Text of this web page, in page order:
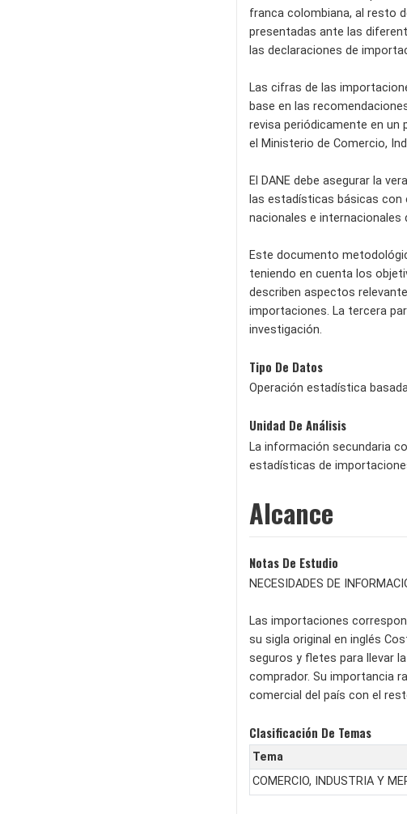
franca colombiana, al resto
presentadas ante las
las declaraciones de
Las cifras de las
base en las
revisa periódicamente en un
el Ministerio de Comercio,
El DANE debe asegurar la
las estadísticas básicas
nacionales e internacionales
Este documento
teniendo en cuenta los
describen aspectos
importaciones. La tercera
investigación.
Tipo De Datos
Operación estadística
Unidad De Análisis
La información secundaria
estadísticas de
Alcance
Notas De Estudio
NECESIDADES DE
Las importaciones
su sigla original en inglés
seguros y fletes para llevar
comprador. Su importancia
comercial del país con el
Clasificación De Temas
Tema
COMERCIO, INDUSTRIA Y